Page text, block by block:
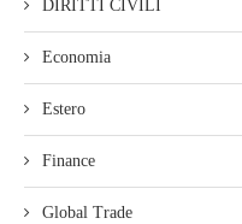
DIRITTI CIVILI
Economia
Estero
Finance
Global Trade